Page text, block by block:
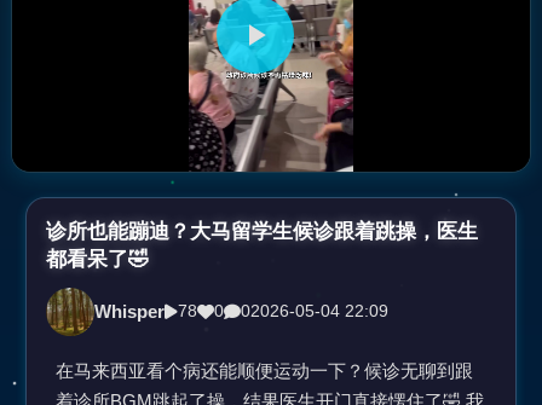
播
放
视
频
诊所也能蹦迪？大马留学生候诊跟着跳操，医生
都看呆了🤣
Whisper 78 0 02026-05-04 22:09
在马来西亚看个病还能顺便运动一下？候诊无聊到跟
着诊所BGM跳起了操，结果医生开门直接愣住了🤣 我